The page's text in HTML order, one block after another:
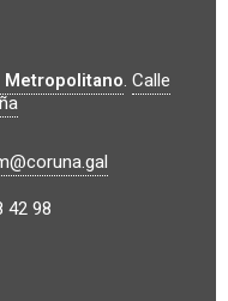
. Calle
42 98